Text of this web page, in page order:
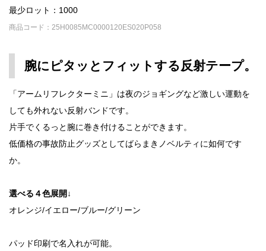
最少ロット：1000
商品コード：25H0085MC0000120ES020P058
腕にピタッとフィットする反射テープ。
「アームリフレクターミニ」は夜のジョギングなど激しい運動を
しても外れない反射バンドです。
片手でくるっと腕に巻き付けることができます。
低価格の事故防止グッズとしてばらまきノベルティに如何です
か。
選べる４色展開↓
オレンジ/イエロー/ブルー/グリーン
パッド印刷で名入れが可能。